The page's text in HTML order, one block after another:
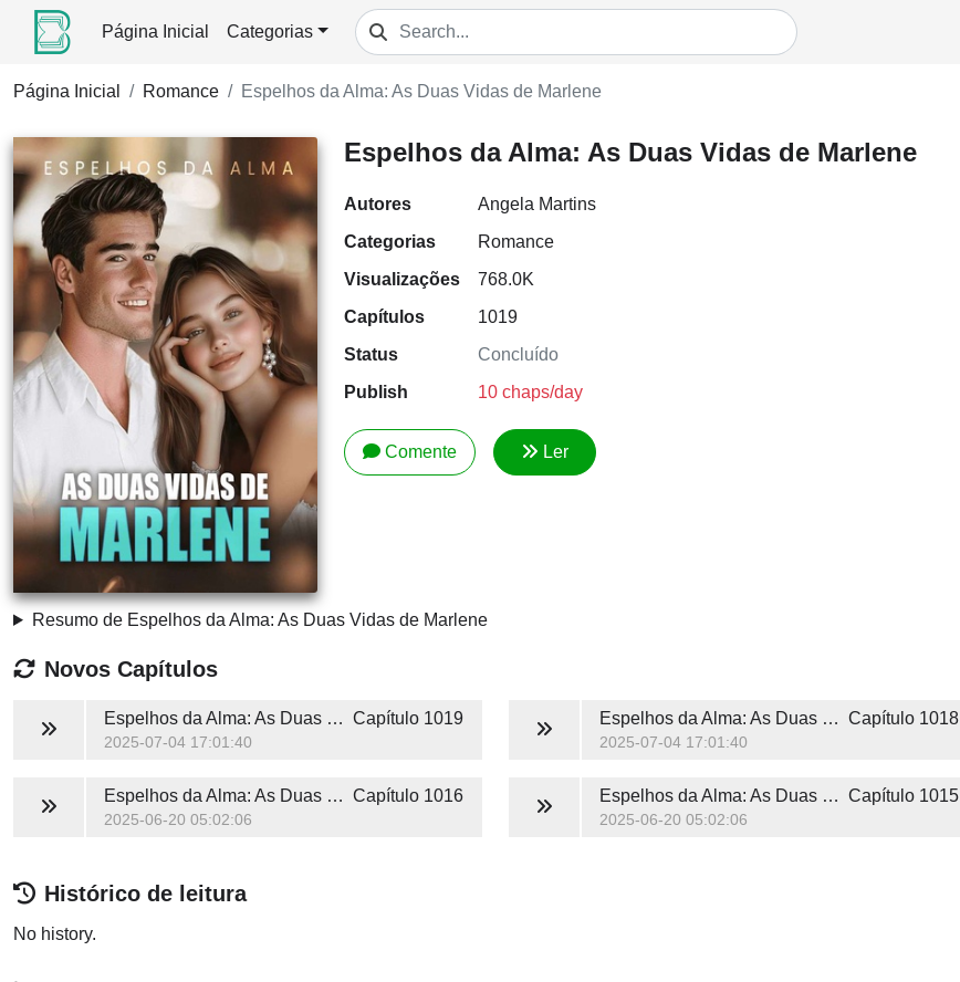
Página Inicial Categorias
Página Inicial Romance Espelhos da Alma: As Duas Vidas de Marlene
Espelhos da Alma: As Duas Vidas de Marlene
Autores
Angela Martins
Categorias
Romance
Visualizações
768.0K
Capítulos
1019
Status
Concluído
Publish
10 chaps/day
Comente Ler
Resumo de Espelhos da Alma: As Duas Vidas de Marlene
Novos Capítulos
Espelhos da Alma: As Duas Vidas de Marlene Capítulo 1019
2025-07-04 17:01:40
Espelhos da Alma: As Duas Vidas de Marlene Capítulo 1018
2025-07-04 17:01:40
Espelhos da Alma: As Duas Vidas de Marlene Capítulo 1016
2025-06-20 05:02:06
Espelhos da Alma: As Duas Vidas de Marlene Capítulo 1015
2025-06-20 05:02:06
Histórico de leitura
No history.